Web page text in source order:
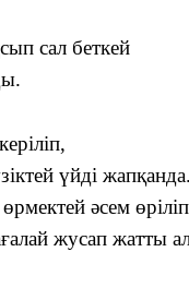
сал беткей
үйді жапқанда.
әсем
жусап жатты